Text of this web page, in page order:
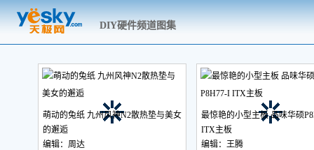
DIY硬件频道图集
萌动的兔纸 九州风神N2散热垫与美女
的邂逅
编辑：周达
最惊艳的小型主板 品味华硕
ITX主板
编辑：王腾